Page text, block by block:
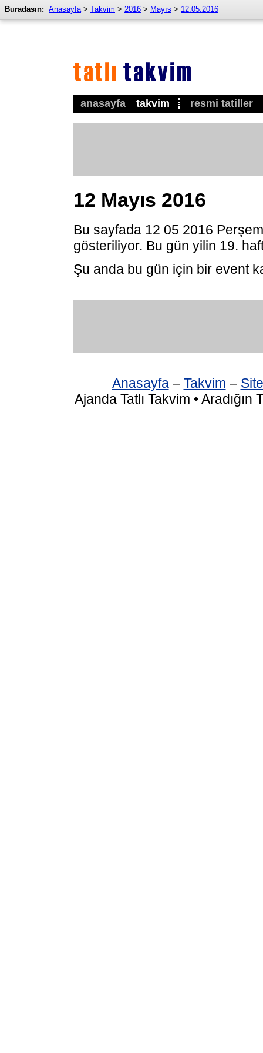
anasayfa takvim resmi tatiller
Buradasın: Anasayfa> Takvim > 2016 > Mayıs > 12.05.2016
12 Mayıs 2016
Bu sayfada 12 05 2016
gösteriliyor. Bu gün yilin 19.
Şu anda bu gün için bir event
Anasayfa– Takvim –
Ajanda Tatlı Takvim •